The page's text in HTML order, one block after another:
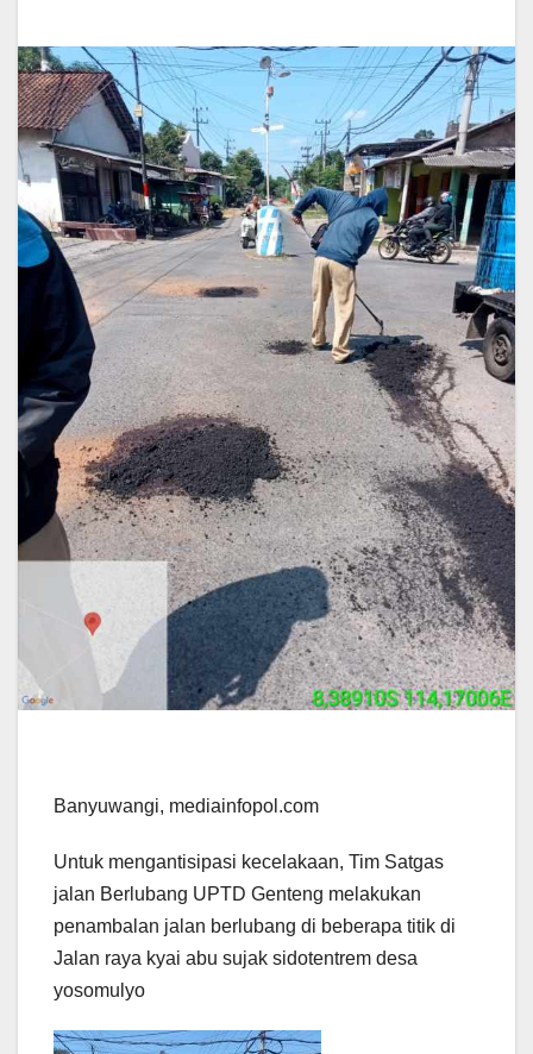
Banyuwangi, mediainfopol.com
Untuk mengantisipasi kecelakaan, Tim Satgas
jalan Berlubang UPTD Genteng melakukan
penambalan jalan berlubang di beberapa titik di
Jalan raya kyai abu sujak sidotentrem desa
yosomulyo